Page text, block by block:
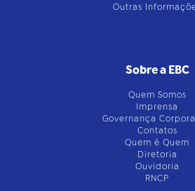
Outras
Sobre a EBC
Quem Somos
Imprensa
Governança
Contatos
Quem é Quem
Diretoria
Ouvidoria
RNCP